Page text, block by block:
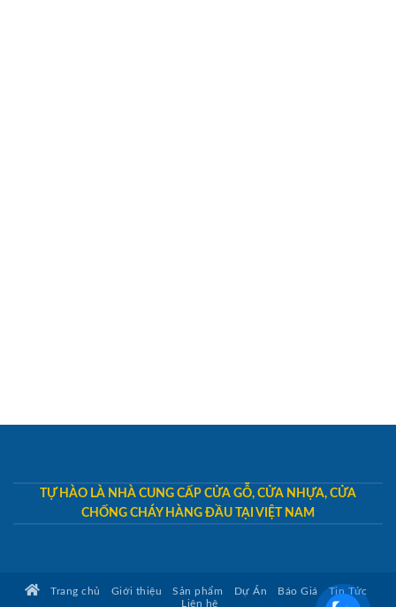
TỰ HÀO LÀ NHÀ CUNG CẤP CỬA GỖ, CỬA NHỰA, CỬA
CHỐNG CHÁY HÀNG ĐẦU TẠI VIỆT NAM
Trang chủ Giới thiệu Sản phẩm Dự Án Báo Giá
Tin Tức
Liên hệ